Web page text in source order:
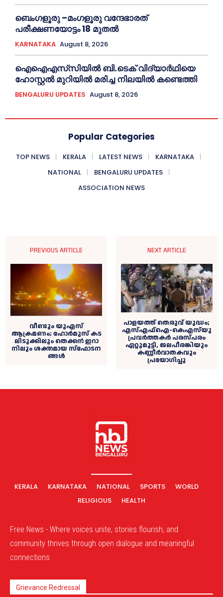
ബെംഗളൂരു –മംഗളൂരു വന്ദേഭാരത്
പരീക്ഷണയോട്ടം 18 മുതൽ
KARNATAKA August 8, 2026
ഐഐഎസ്‌സിയിൽ ബി.ടെക് വിദ്യാർഥിയെ
ഹോസ്റ്റൽ മുറിയിൽ മരിച്ച നിലയിൽ കണ്ടെത്തി
BENGALURU UPDATES August 8, 2026
Popular Categories
TOP NEWS KERALA LATEST NEWS
KARNATAKA
NATIONAL
BENGALURU UPDATES
ASSOCIATION NEWS
PREVIOUS ARTICLE
വീണ്ടും യുഎസ്
ആക്രമണം; ഹോ​ർ​മു​സ് ക​ട​
ലി​ടു​ക്കി​ലും തെ​ക്ക​ൻ ഇ​റാ​
നി​ലും ശ​ക്ത​മാ​യ സ്ഫോ​ട​ന​
ങ്ങ​ൾ
NEXT ARTICLE
പാളയത്ത് തെരുവ് യുദ്ധം;
എസ്എഫ്‌ഐ-കെഎസ്‌യു
പ്രവര്‍ത്തകര്‍ പരസ്പരം
ഏറ്റുമുട്ടി, ജലപീരങ്കിയും
കണ്ണീര്‍വാതകവും
പ്രയോഗിച്ചു
KERALA KARNATAKA NATIONAL SPORTS
WORLD
RELIGIOUS
HEALTH
Free News - Where voices unite, stories flourish, and
community thrives through open dialogue and meaningful
connections.
Grievance Redressal